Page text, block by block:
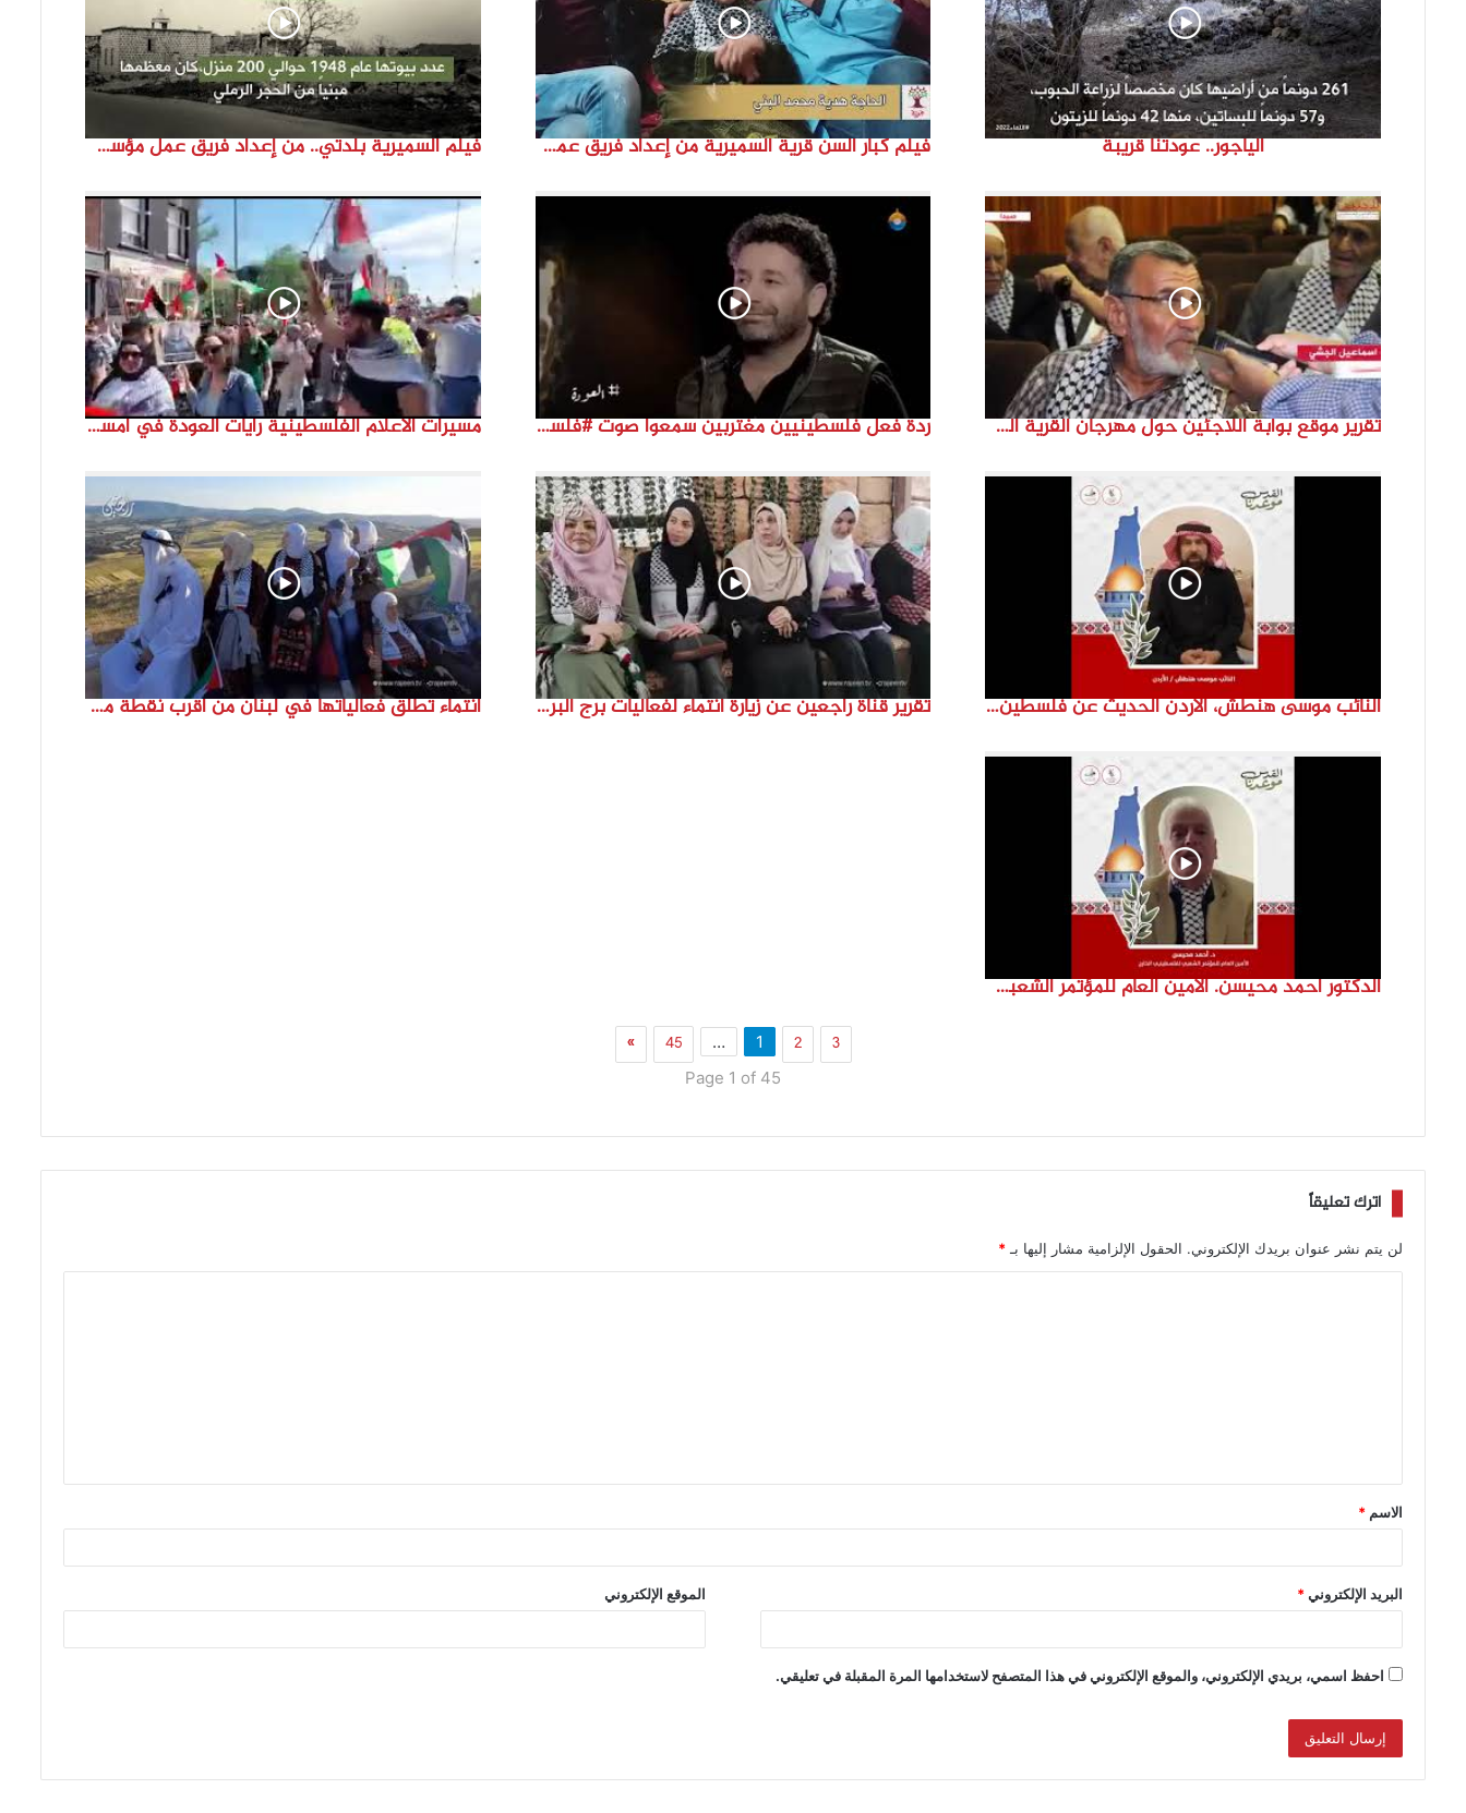
e
o
الياجور.. عودتنا قريبة فيلم كبار السن قرية السميرية من إعداد فريق عمل مؤسسة هوية فيلم السميرية بلدتي.. من إعداد فريق عمل مؤسسة هوية
تقرير موقع بوابة اللاجئين حول مهرجان القرية الفلسطينية ( السميرية بلدتي) ردة فعل فلسطينيين مغتربين سمعوا صوت #فلسطين لأول مرة #نتماء2022 #القدس_موعدنا #النكبة74 مسيرات الاعلام الفلسطينية رايات العودة في امستردام #النكبة74 #انتماء2022 #القدس_موعدنا
النائب موسى هنطش، الأردن الحديث عن فلسطين والاقصى هو عنصر تحدي من تحديات الأُمة في تاريخها الطويل. #انتماء2022 تقرير قناة راجعين عن زيارة انتماء لفعاليات برج البراجنة اعداد جنى شحرور انتماء تطلق فعالياتها في لبنان من أقرب نقطة مع فلسطين المحتلة في ذكرى النكبة_74تقرير: جنى شحرور
الدكتور احمد محيسن. الامين العام للمؤتمر الشعبي لفلسطينيي الخارج
1 2 3
…
45
»
Page 1 of 45
اترك تعليقاً
لن يتم نشر عنوان بريدك الإلكتروني. الحقول الإلزامية مشار إليها بـ *
الاسم *
البريد الإلكتروني* الموقع الإلكتروني
احفظ اسمي، بريدي الإلكتروني، والموقع الإلكتروني في هذا المتصفح لاستخدامها المرة المقبلة في تعليقي.